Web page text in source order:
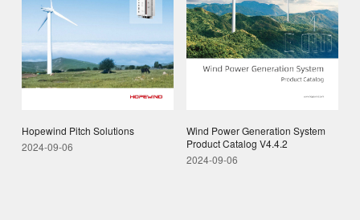
Hopewind Pitch Solutions
2024-09-06
Wind Power Generation System
Product Catalog V4.4.2
2024-09-06